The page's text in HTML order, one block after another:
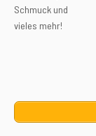
Schmuck und
vieles mehr!